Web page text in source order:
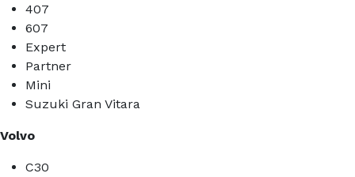
407
607
Expert
Partner
Mini
Suzuki Gran Vitara
Volvo
C30